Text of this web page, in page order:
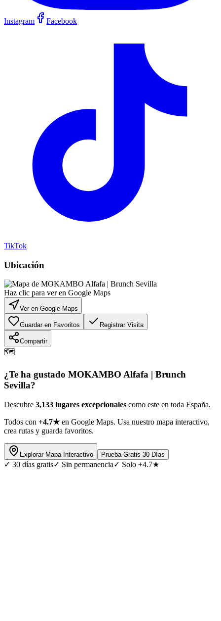
Instagram Facebook
TikTok
Ubicación
Haz clic para ver en Google Maps
Ver en Google Maps
Guardar en Favoritos Registrar Visita
Compartir
🗺️
¿Te ha gustado MOKAMBO Alfafa | Brunch
Sevilla?
Descubre 3,133 lugares excepcionales como este en toda España.
Todos con +4.7★en Google Maps. Usa nuestro mapa interactivo,
crea rutas y guarda favoritos.
Explorar Mapa Interactivo Prueba Gratis 30 Días
✓ 30 días gratis✓ Sin permanencia✓ Solo +4.7★